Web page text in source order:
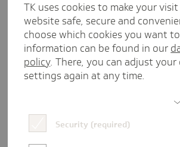
den
TK uses cookies to make your
website safe, secure and
choose which cookies you want
information can be found in our
policy. There, you can adjust your
settings again at any time.
Security (required)